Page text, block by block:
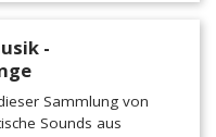
-
Sammlung von
Sounds aus